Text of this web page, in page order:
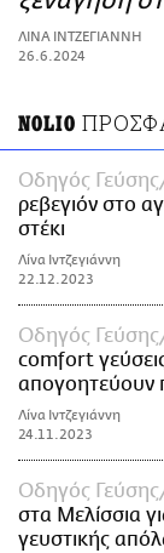
ΑΜΠΑ
PRINT
ΛΙΝΑ ΙΝΤΖΕΓΙΑΝΝΗ
26.6.2024
NOLIO
Οδηγός Γεύσης
ρεβεγιόν στο
στέκι
Λίνα Ιντζεγιάννη
22.12.2023
Οδηγός Γεύσης
comfort
απογοητεύουν
Λίνα Ιντζεγιάννη
24.11.2023
Οδηγός Γεύσης
στα Μελίσσια
γευστικής